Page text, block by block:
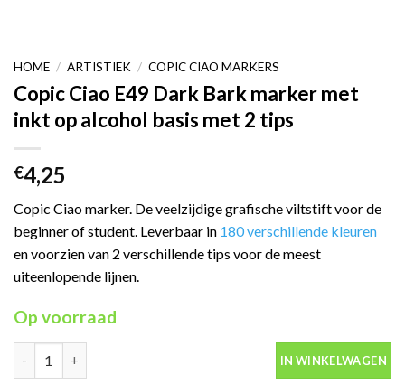
HOME / ARTISTIEK / COPIC CIAO MARKERS
Copic Ciao E49 Dark Bark marker met
inkt op alcohol basis met 2 tips
€4,25
Copic Ciao marker. De veelzijdige grafische viltstift voor de
beginner of student. Leverbaar in 180 verschillende kleuren
en voorzien van 2 verschillende tips voor de meest
uiteenlopende lijnen.
Op voorraad
IN WINKELWAGEN